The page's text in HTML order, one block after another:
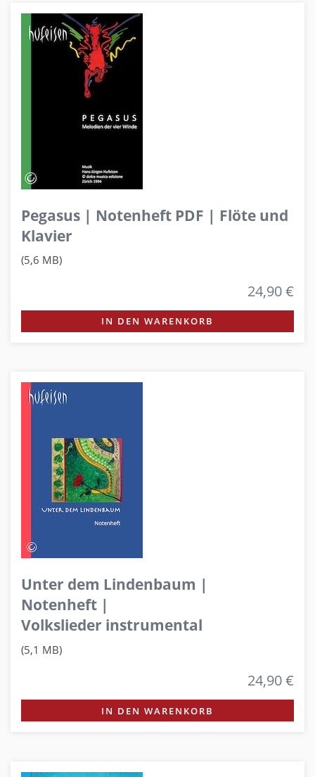
Pegasus | Notenheft PDF | Flöte und
Klavier
(5,6 MB)
24,90 €
IN DEN WARENKORB
Unter dem Lindenbaum |
Notenheft |
Volkslieder instrumental
(5,1 MB)
24,90 €
IN DEN WARENKORB